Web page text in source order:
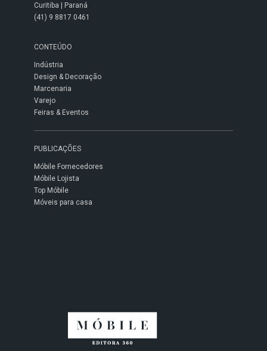
Curitiba | Paraná
(41) 9 8817 0461
CONTEÚDO
Indústria
Design & Decoração
Marcenaria
Varejo
Feiras & Eventos
PUBLICAÇÕES
Móbile Fornecedores
Móbile Lojista
Top Móbile
Móveis para casa